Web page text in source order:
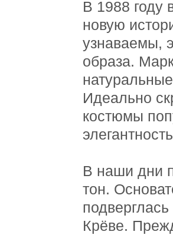
В 1988 году
новую
узнаваемы,
образа.
Идеально
костюмы
В наши дни
тон.
Крёве.